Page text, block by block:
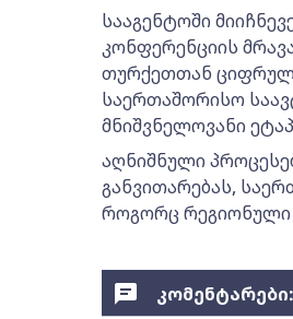
სააგენტოში
კონფერენციის
თურქეთთან
საერთაშორისო
მნიშვნელოვანი
აღნიშნული
განვითარებას,
როგორც რეგიონული